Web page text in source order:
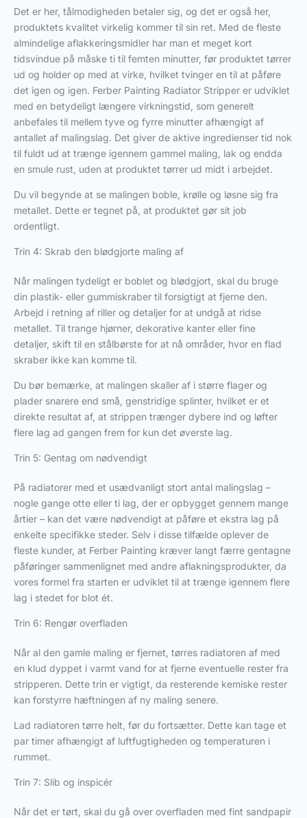
Det er her, tålmodigheden betaler sig, og det er også her,
produktets kvalitet virkelig kommer til sin ret. Med de fleste
almindelige aflakkeringsmidler har man et meget kort
tidsvindue på måske ti til femten minutter, før produktet tørrer
ud og holder op med at virke, hvilket tvinger en til at påføre
det igen og igen. Ferber Painting Radiator Stripper er udviklet
med en betydeligt længere virkningstid, som generelt
anbefales til mellem tyve og fyrre minutter afhængigt af
antallet af malingslag. Det giver de aktive ingredienser tid nok
til fuldt ud at trænge igennem gammel maling, lak og endda
en smule rust, uden at produktet tørrer ud midt i arbejdet.
Du vil begynde at se malingen boble, krølle og løsne sig fra
metallet. Dette er tegnet på, at produktet gør sit job
ordentligt.
Trin 4: Skrab den blødgjorte maling af
Når malingen tydeligt er boblet og blødgjort, skal du bruge
din plastik- eller gummiskraber til forsigtigt at fjerne den.
Arbejd i retning af riller og detaljer for at undgå at ridse
metallet. Til trange hjørner, dekorative kanter eller fine
detaljer, skift til en stålbørste for at nå områder, hvor en flad
skraber ikke kan komme til.
Du bør bemærke, at malingen skaller af i større flager og
plader snarere end små, genstridige splinter, hvilket er et
direkte resultat af, at strippen trænger dybere ind og løfter
flere lag ad gangen frem for kun det øverste lag.
Trin 5: Gentag om nødvendigt
På radiatorer med et usædvanligt stort antal malingslag –
nogle gange otte eller ti lag, der er opbygget gennem mange
årtier – kan det være nødvendigt at påføre et ekstra lag på
enkelte specifikke steder. Selv i disse tilfælde oplever de
fleste kunder, at Ferber Painting kræver langt færre gentagne
påføringer sammenlignet med andre aflakningsprodukter, da
vores formel fra starten er udviklet til at trænge igennem flere
lag i stedet for blot ét.
Trin 6: Rengør overfladen
Når al den gamle maling er fjernet, tørres radiatoren af med
en klud dyppet i varmt vand for at fjerne eventuelle rester fra
stripperen. Dette trin er vigtigt, da resterende kemiske rester
kan forstyrre hæftningen af ny maling senere.
Lad radiatoren tørre helt, før du fortsætter. Dette kan tage et
par timer afhængigt af luftfugtigheden og temperaturen i
rummet.
Trin 7: Slib og inspicér
Når det er tørt, skal du gå over overfladen med fint sandpapir